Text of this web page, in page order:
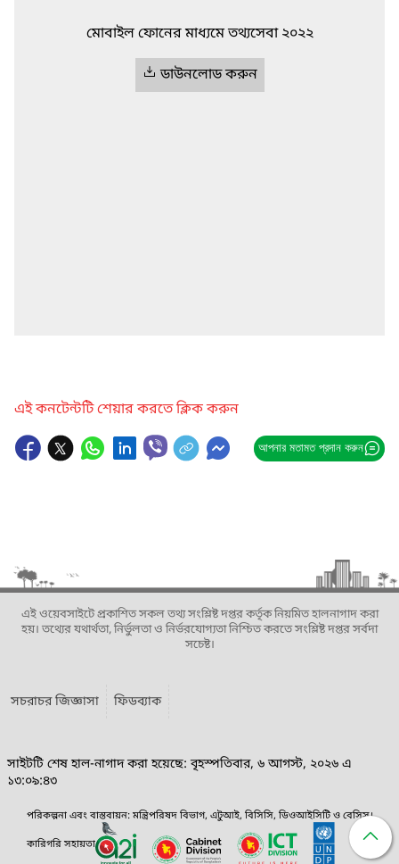
মোবাইল ফোনের মাধ্যমে তথ্যসেবা ২০২২
ডাউনলোড করুন
এই কনটেন্টটি শেয়ার করতে ক্লিক করুন
আপনার মতামত প্রদান করুন
এই ওয়েবসাইটে প্রকাশিত সকল তথ্য সংশ্লিষ্ট দপ্তর কর্তৃক নিয়মিত হালনাগাদ করা
হয়। তথ্যের যথার্থতা, নির্ভুলতা ও নির্ভরযোগ্যতা নিশ্চিত করতে সংশ্লিষ্ট দপ্তর সর্বদা
সচেষ্ট।
সচরাচর জিজ্ঞাসা ফিডব্যাক
সাইটটি শেষ হাল-নাগাদ করা হয়েছে: বৃহস্পতিবার, ৬ আগস্ট, ২০২৬ এ
১৩:০৯:৪৩
পরিকল্পনা এবং বাস্তবায়ন: মন্ত্রিপরিষদ বিভাগ, এটুআই, বিসিসি, ডিওআইসিটি ও বেসিস।
কারিগরি সহায়তা